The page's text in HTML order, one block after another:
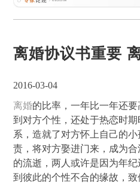
离婚协议书重要
2016-03-04
离婚的比率，一年比一年还
到对方个性，还处于热恋时
系，造就了对方怀上自己的
责，将对方娶进门来，成为
的流逝，两人或许是因为年
到彼此的个性不合的缘故，